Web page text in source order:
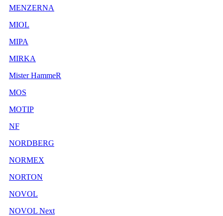
MENZERNA
MIOL
MIPA
MIRKA
Mister HammeR
MOS
MOTIP
NF
NORDBERG
NORMEX
NORTON
NOVOL
NOVOL Next